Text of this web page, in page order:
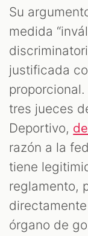
Su
medida
justificada
tres jueces
Deportivo,
razón a la
tiene
reglamento,
órgano de